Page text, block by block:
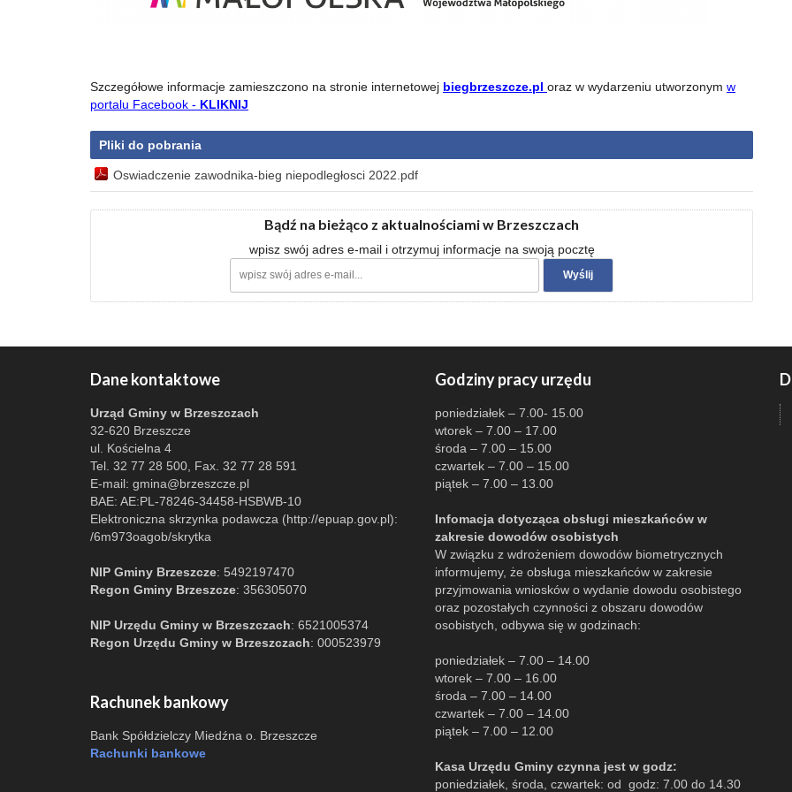
Szczegółowe informacje zamieszczono na stronie internetowej biegbrzeszcze.pl oraz w wydarzeniu utworzonym w
portalu Facebook - KLIKNIJ
Pliki do pobrania
Oswiadczenie zawodnika-bieg niepodległosci 2022.pdf
Bądź na bieżąco z aktualnościami w Brzeszczach
wpisz swój adres e-mail i otrzymuj informacje na swoją pocztę
Dane kontaktowe
Urząd Gminy w Brzeszczach
32-620 Brzeszcze
ul. Kościelna 4
Tel. 32 77 28 500, Fax. 32 77 28 591
E-mail: gmina@brzeszcze.pl
BAE: AE:PL-78246-34458-HSBWB-10
Elektroniczna skrzynka podawcza (http://epuap.gov.pl):
/6m973oagob/skrytka
NIP Gminy Brzeszcze: 5492197470
Regon Gminy Brzeszcze: 356305070
NIP Urzędu Gminy w Brzeszczach: 6521005374
Regon Urzędu Gminy w Brzeszczach: 000523979
Rachunek bankowy
Bank Spółdzielczy Miedźna o. Brzeszcze
Rachunki bankowe
Godziny pracy urzędu
poniedziałek – 7.00- 15.00
wtorek – 7.00 – 17.00
środa – 7.00 – 15.00
czwartek – 7.00 – 15.00
piątek – 7.00 – 13.00
Infomacja dotycząca obsługi mieszkańców w
zakresie dowodów osobistych
W związku z wdrożeniem dowodów biometrycznych
informujemy, że obsługa mieszkańców w zakresie
przyjmowania wniosków o wydanie dowodu osobistego
oraz pozostałych czynności z obszaru dowodów
osobistych, odbywa się w godzinach:
poniedziałek – 7.00 – 14.00
wtorek – 7.00 – 16.00
środa – 7.00 – 14.00
czwartek – 7.00 – 14.00
piątek – 7.00 – 12.00
Kasa Urzędu Gminy czynna jest w godz:
poniedziałek, środa, czwartek: od godz: 7.00 do 14.30